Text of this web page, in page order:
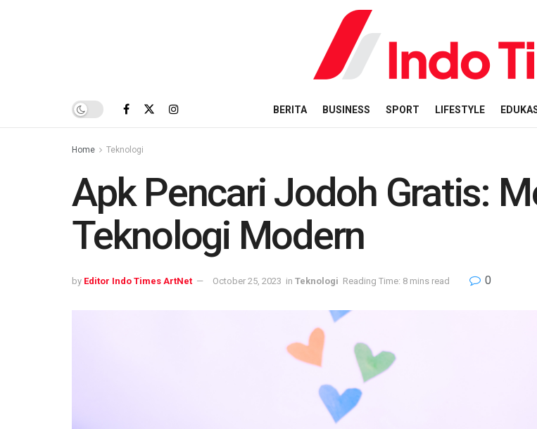
BERITA BUSINESS SPORT LIFESTYLE
Home Teknologi
Apk Pencari Jodoh Gratis:
Teknologi Modern
by Editor Indo Times ArtNet October 25, 2023 in Teknologi Reading Time: 8 mins read 0